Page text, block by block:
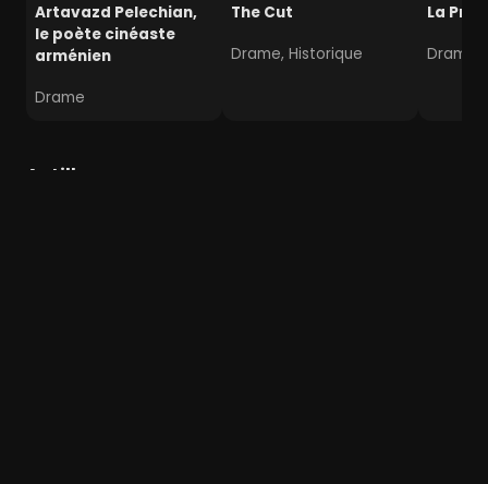
Artavazd Pelechian,
le poète cinéaste
arménien
Drame
The Cut
Drame, Historique
La
Drame,
Antilles